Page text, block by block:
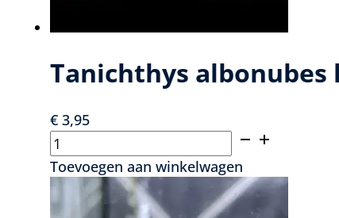
Tanichthys albonubes
€ 3,95
Tanichthys
albonubes
longfin
-
Toevoegen aan winkelwagen